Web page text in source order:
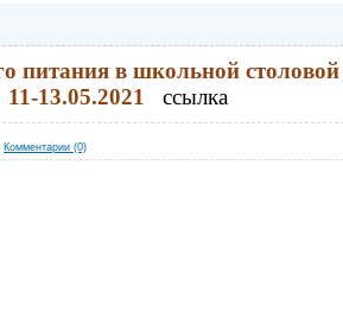
питания в школьной
13.05.2021
ссылка
Комментарии (0)